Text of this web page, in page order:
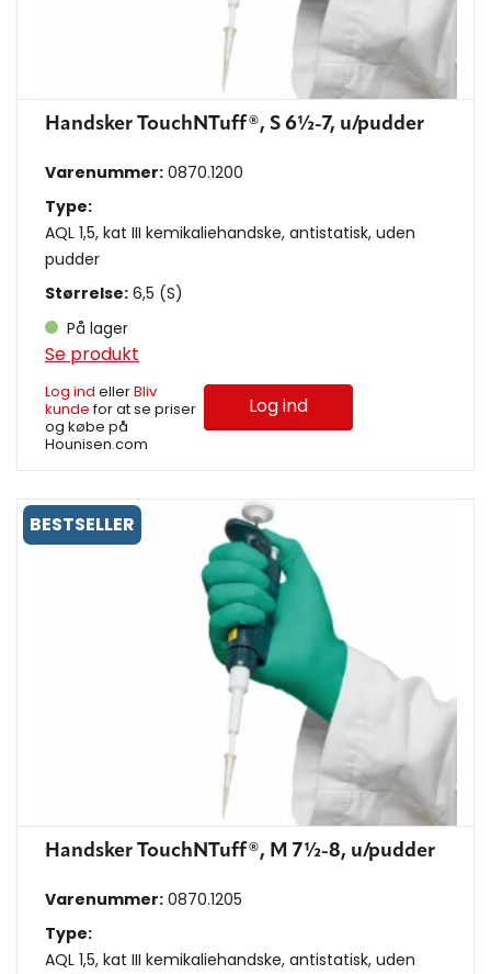
Handsker TouchNTuff®, S 6½-7, u/pudder
Varenummer: 0870.1200
Type:
AQL 1,5, kat III kemikaliehandske, antistatisk, uden
pudder
Størrelse: 6,5 (S)
På lager
Se produkt
Log ind ellerBliv
kundefor at se priser
og købe på
Hounisen.com
Log ind
BESTSELLER
Handsker TouchNTuff®, M 7½-8, u/pudder
Varenummer: 0870.1205
Type:
AQL 1,5, kat III kemikaliehandske, antistatisk, uden